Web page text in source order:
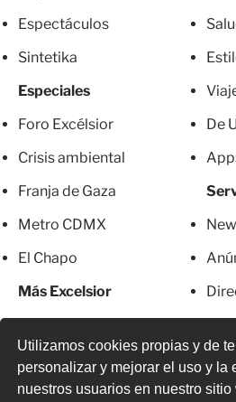
Utilizamos cookies propias y de
personalizar y mejorar el uso y la
nuestros usuarios en nuestro sitio
Espectáculos
Sintetika
Especiales
Foro Excélsior
Crisis ambiental
Franja de Gaza
Metro CDMX
El Chapo
Más Excelsior
De
© 2026 Todos los derechos reservados.
o parcial, incluyendo cualquier